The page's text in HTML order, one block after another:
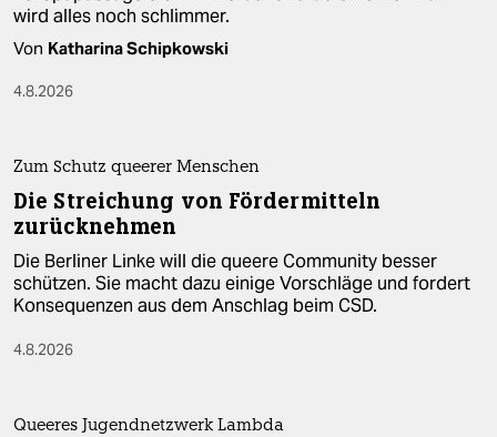
wird alles noch schlimmer.
Von Katharina Schipkowski
4.8.2026
Zum Schutz queerer Menschen
Die Streichung von Fördermitteln
zurücknehmen
Die Berliner Linke will die queere Community besser
schützen. Sie macht dazu einige Vorschläge und fordert
Konsequenzen aus dem Anschlag beim CSD.
4.8.2026
Queeres Jugendnetzwerk Lambda